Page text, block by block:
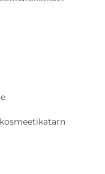
kosmeetikatarn